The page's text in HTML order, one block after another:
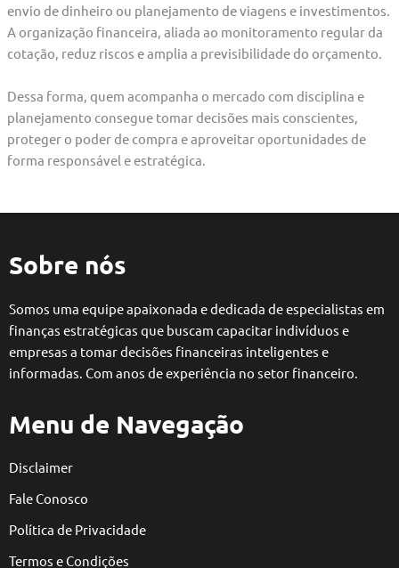
envio de dinheiro ou planejamento de viagens e investimentos.
A organização financeira, aliada ao monitoramento regular da
cotação, reduz riscos e amplia a previsibilidade do orçamento.
Dessa forma, quem acompanha o mercado com disciplina e
planejamento consegue tomar decisões mais conscientes,
proteger o poder de compra e aproveitar oportunidades de
forma responsável e estratégica.
Sobre nós
Somos uma equipe apaixonada e dedicada de especialistas em
finanças estratégicas que buscam capacitar indivíduos e
empresas a tomar decisões financeiras inteligentes e
informadas. Com anos de experiência no setor financeiro.
Menu de Navegação
Disclaimer
Fale Conosco
Política de Privacidade
Termos e Condições